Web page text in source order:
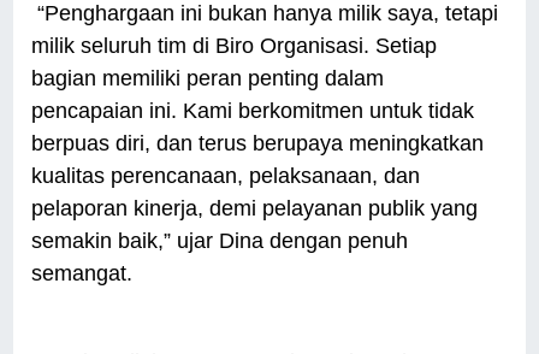
“Penghargaan ini bukan hanya milik saya, tetapi
milik seluruh tim di Biro Organisasi. Setiap
bagian memiliki peran penting dalam
pencapaian ini. Kami berkomitmen untuk tidak
berpuas diri, dan terus berupaya meningkatkan
kualitas perencanaan, pelaksanaan, dan
pelaporan kinerja, demi pelayanan publik yang
semakin baik,” ujar Dina dengan penuh
semangat.